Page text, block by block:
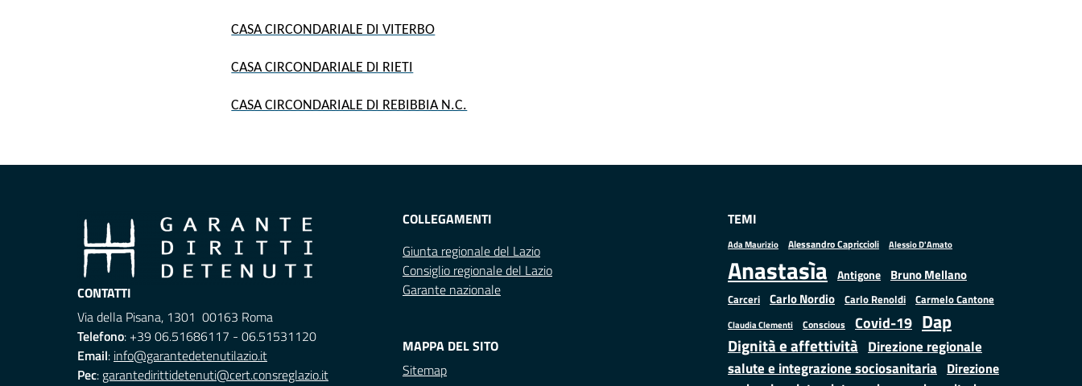
CASA CIRCONDARIALE DI VITERBO
CASA CIRCONDARIALE DI RIETI
CASA CIRCONDARIALE DI REBIBBIA N.C.
CONTATTI
Via della Pisana, 1301 00163 Roma
Telefono: +39 06.51686117 - 06.51531120
Email: info@garantedetenutilazio.it
Pec: garantedirittidetenuti@cert.consreglazio.it
COLLEGAMENTI
Giunta regionale del Lazio
Consiglio regionale del Lazio
Garante nazionale
MAPPA DEL SITO
Sitemap
TEMI
Ada Maurizio Alessandro Capriccioli Alessio D'Amato
Anastasìa Antigone Bruno Mellano
Carceri Carlo Nordio Carlo Renoldi Carmelo Cantone
Claudia Clementi Conscious Covid-19 Dap
Dignità e affettività Direzione regionale
salute e integrazione sociosanitaria Direzione